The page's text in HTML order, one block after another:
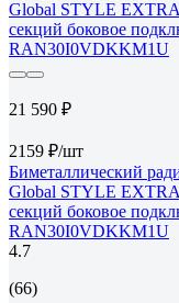
21 590 ₽
2159 ₽/шт
Биметаллический
Global STYLE
секций боковое
RAN30I0VDKKM1U
4.7
(66)